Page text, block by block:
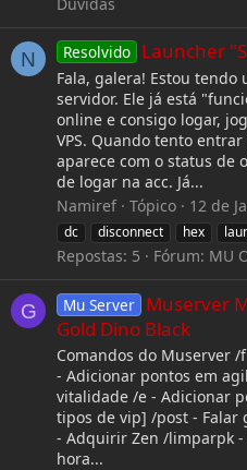
N Resolvido Launcher
Fala, galera! Estou
servidor. Ele já está
online e consigo logar,
VPS. Quando tento
aparece com o status de
de logar na acc. Já...
Namiref
Tópico 12 de
dc
disconnect hex
Repostas: 5 Fórum: MU
G Mu Server Muserver
Gold Dino Black
Comandos do Muserver
- Adicionar pontos em
vitalidade /e - Adicionar
tipos de vip] /post - Falar
- Adquirir Zen /limparpk
hora...